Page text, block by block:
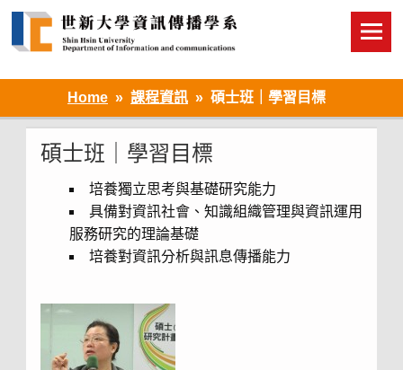
Home 課程資訊 碩士班｜學習目標
碩士班｜學習目標
培養獨立思考與基礎研究能力
具備對資訊社會、知識組織管理與資訊運用
服務研究的理論基礎
培養對資訊分析與訊息傳播能力